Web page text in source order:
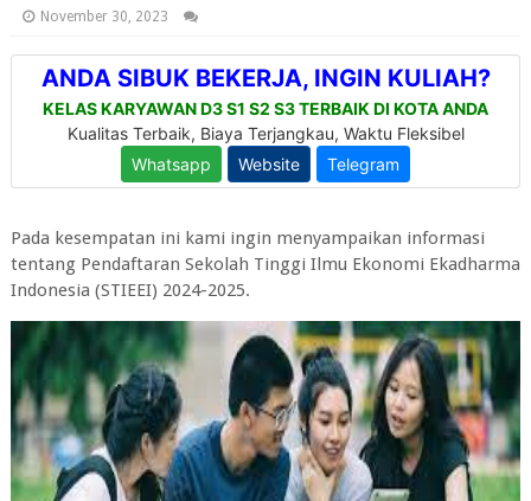
November 30, 2023
Pada kesempatan ini kami ingin menyampaikan informasi
tentang Pendaftaran Sekolah Tinggi Ilmu Ekonomi Ekadharma
Indonesia (STIEEI) 2024-2025.